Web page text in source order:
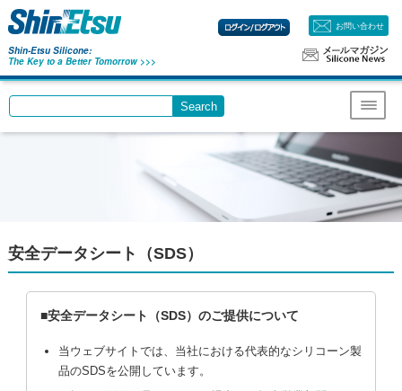
Shin-Etsu Silicone:
The Key to a Better Tomorrow >>>
お問い合わせ
Write your search query here
Search
Menu
安全データシート（SDS）
■安全データシート（SDS）のご提供について
当ウェブサイトでは、当社における代表的なシリコーン製
品のSDSを公開しています。